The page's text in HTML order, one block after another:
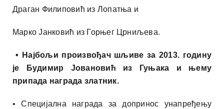
Драган Филиповић из Лопатња и
Марко Јанковић из Горњег Црниљева.
• Најбољи произвођач шљиве за 2013. годину
је Будимир Јовановић из Гуњака и њему
припада награда златник.
• Специјална награда за допринос унапређењу